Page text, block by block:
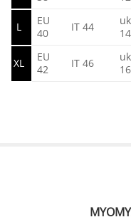
L
EU
40
IT 44
uk
14
XL
EU
42
IT 46
uk
16